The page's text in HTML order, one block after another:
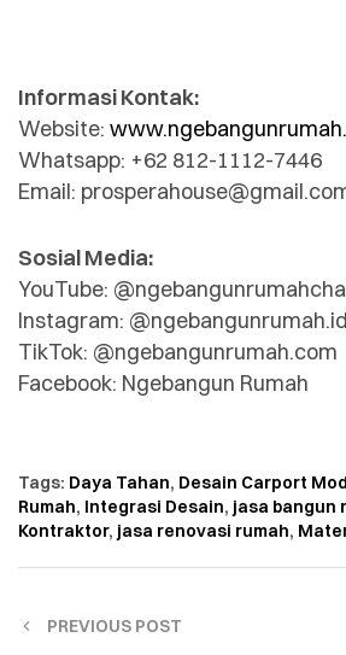
Informasi Kontak:
Website:
Whatsapp: +62 812-1112-7446
Email:
Sosial Media:
YouTube:
Instagram: @ngebangunrumah.id
TikTok: @ngebangunrumah.com
Facebook: Ngebangun Rumah
Tags: Daya Tahan, Desain Carport
Rumah, Integrasi Desain, jasa bangun
Kontraktor, jasa renovasi rumah,
PREVIOUS POST